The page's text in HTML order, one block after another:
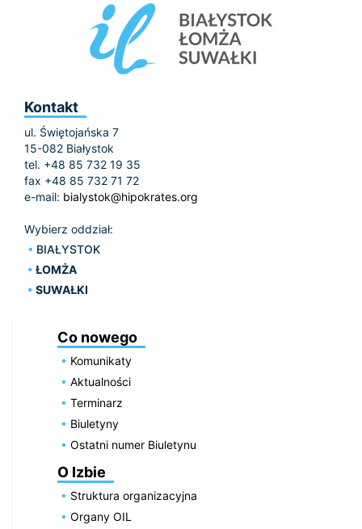
Kontakt
ul. Świętojańska 7
15-082 Białystok
tel. +48 85 732 19 35
fax +48 85 732 71 72
e-mail: bialystok@hipokrates.org
Wybierz oddział:
BIAŁYSTOK
ŁOMŻA
SUWAŁKI
Co nowego
Komunikaty
Aktualności
Terminarz
Biuletyny
Ostatni numer Biuletynu
O Izbie
Struktura organizacyjna
Organy OIL